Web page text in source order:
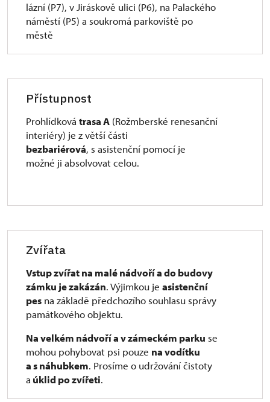
lázní (P7), v Jiráskově ulici (P6), na Palackého
náměstí (P5) a soukromá parkoviště po
městě
Přístupnost
Prohlídková trasa A (Rožmberské renesanční
interiéry) je z větší části
bezbariérová, s asistenční pomocí je
možné ji absolvovat celou.
Zvířata
Vstup zvířat na malé nádvoří a do budovy
zámku je zakázán. Výjimkou je asistenční
pes na základě předchozího souhlasu správy
památkového objektu.
Na velkém nádvoří a v zámeckém parku se
mohou pohybovat psi pouze na vodítku
a s náhubkem. Prosíme o udržování čistoty
a úklid po zvířeti.